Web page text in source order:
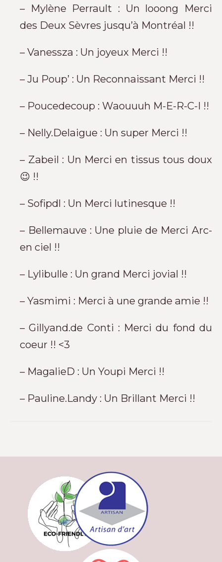
– Mylène Perrault : Un looong Merci
des Deux Sèvres jusqu’à Montréal !!
– Vanessza : Un joyeux Merci !!
– Ju Poup’ : Un Reconnaissant Merci !!
– Poucedecoup : Waouuuh M-E-R-C-I !!
– Nelly.Delaigue : Un super Merci !!
– Zabeil : Un Merci en tissus tous doux
😉 !!
– Sofipdl : Un Merci lutinesque !!
– Bellemauve : Une pluie de Merci Arc-
en ciel !!
– Lylibulle : Un grand Merci jovial !!
– Yasmimi : Merci à une grande amie !!
– Gillyand.de Conti : Merci du fond du
coeur !! <3
– MagalieD : Un Youpi Merci !!
– Pauline.Landy : Un Brillant Merci !!